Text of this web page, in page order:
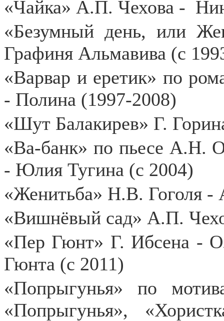
«Чайка» А.П. Чехова -
«Безумный день, или
Графиня Альмавива (с
«Варвар и еретик» по
- Полина (1997-2008)
«Шут Балакирев» Г.
«Ва-банк» по пьесе А.Н.
- Юлия Тугина (с 2004)
«Женитьба» Н.В. Гоголя -
«Вишнёвый сад» А.П.
«Пер Гюнт» Г. Ибсена -
Гюнта (с 2011)
«Попрыгунья» по
«Попрыгунья»,